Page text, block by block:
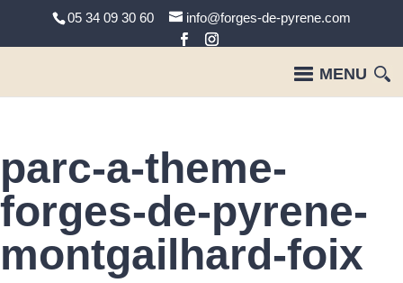
05 34 09 30 60 info@forges-de-pyrene.com
parc-a-theme-
forges-de-pyrene-
montgailhard-foix